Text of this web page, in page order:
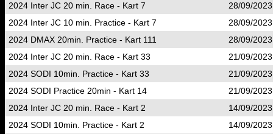
2024 Inter JC 20 min. Race - Kart 7
28/09/
2024 Inter JC 10 min. Practice - Kart 7
28/09/
2024 DMAX 20min. Practice - Kart 111
28/09/
2024 Inter JC 20 min. Race - Kart 33
21/09/
2024 SODI 10min. Practice - Kart 33
21/09/
2024 SODI Practice 20min - Kart 14
21/09/
2024 Inter JC 20 min. Race - Kart 2
14/09/
2024 SODI 10min. Practice - Kart 2
14/09/